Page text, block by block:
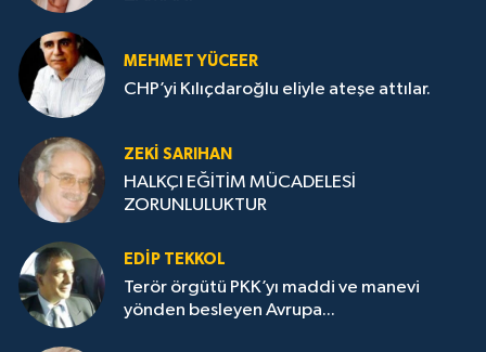
MEHMET YÜCEER
CHP’yi Kılıçdaroğlu eliyle ateşe attılar.
ZEKI SARIHAN
HALKÇI EĞİTİM MÜCADELESİ
ZORUNLULUKTUR
EDIP TEKKOL
Terör örgütü PKK’yı maddi ve manevi
yönden besleyen Avrupa...